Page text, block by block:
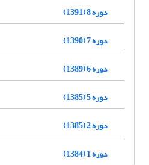
دوره 8 (1391)
دوره 7 (1390)
دوره 6 (1389)
دوره 5 (1385)
دوره 2 (1385)
دوره 1 (1384)